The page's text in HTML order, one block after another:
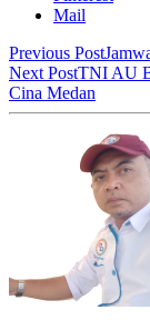
Mail
Previous Post
Next PostTNI AU
Cina Medan